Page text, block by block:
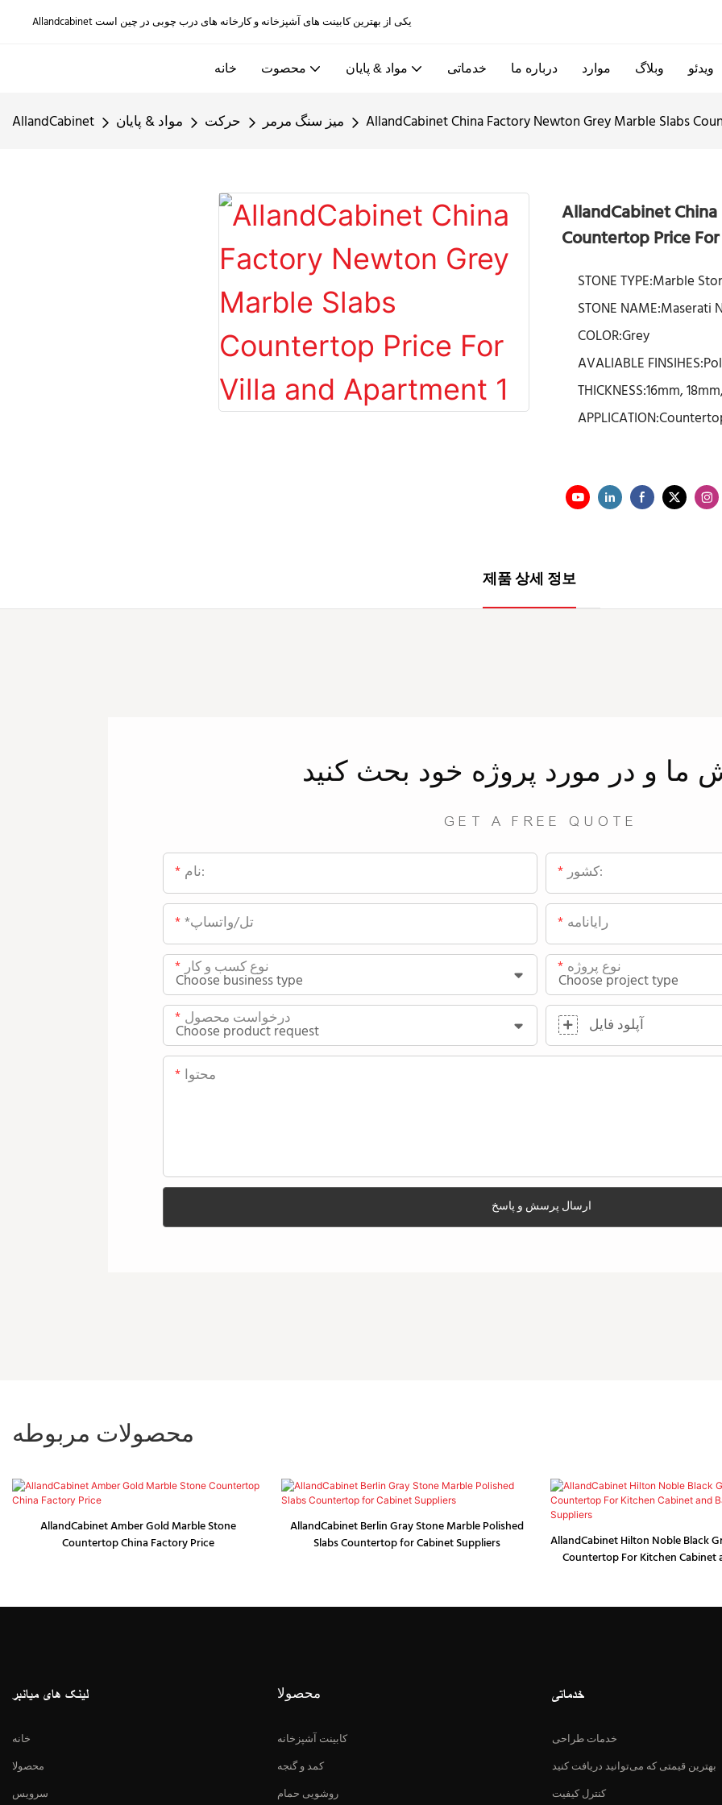
خانه محصوت مواد & پایان خدماتی درباره ما موارد وبلاگ ویدئو
AllandCabinet مواد & پایان حرکت میز سنگ مرمر AllandCabinet China Factory Newton Grey Marble Slabs
AllandCabinet
Countertop Price
STONE TYPE:Marble
STONE NAME:Maserati
COLOR:Grey
AVALIABLE
THICKNESS:16mm,
제품 상세 정보
ما و در مورد پروژه خود بحث کنید
GET A FREE QUOTE
نام: کشور:
*تل/واتساپ رایانامه
نوع کسب و کار نوع پروژه
درخواست محصول آپلود فایل
محتوا
ارسال پرسش و پاسخ
محصولات مربوطه
AllandCabinet Amber Gold Marble Stone
Countertop China Factory Price
AllandCabinet Berlin Gray Stone Marble Polished
Slabs Countertop for Cabinet Suppliers
AllandCabinet Hilton Noble Black
Countertop For Kitchen Cabinet
لینک های میانبر
خانه
محصولا
سرویس
محصولا
کابینت آشپزخانه
کمد و گنجه
روشویی حمام
خدماتی
خدمات طراحی
بهترین قیمتی که می‌توانید دریافت کنید
کنترل کیفیت